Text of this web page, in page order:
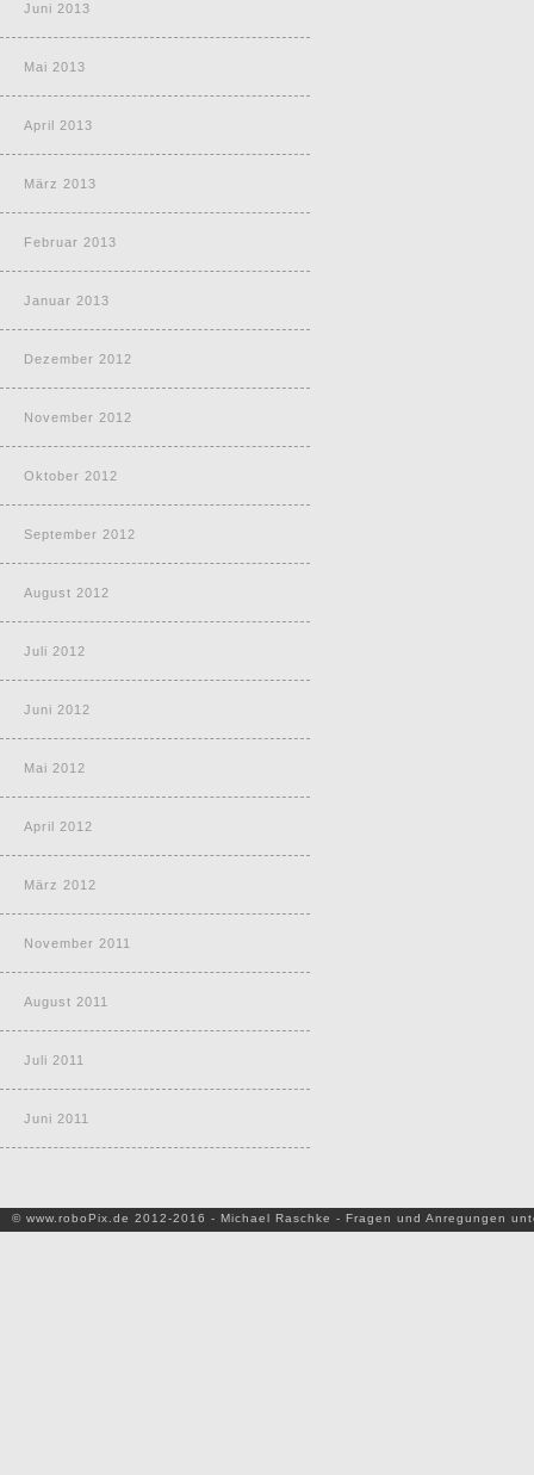
Juni 2013
Mai 2013
April 2013
März 2013
Februar 2013
Januar 2013
Dezember 2012
November 2012
Oktober 2012
September 2012
August 2012
Juli 2012
Juni 2012
Mai 2012
April 2012
März 2012
November 2011
August 2011
Juli 2011
Juni 2011
© www.roboPix.de 2012-2016 - Michael Raschke - Fragen und Anregungen